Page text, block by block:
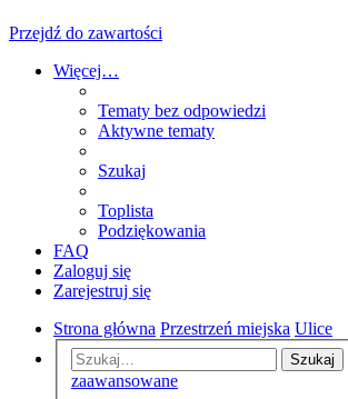
Przejdź do zawartości
Więcej…
Tematy bez odpowiedzi
Aktywne tematy
Szukaj
Toplista
Podziękowania
FAQ
Zaloguj się
Zarejestruj się
Strona główna Przestrzeń miejska Ulice
Szukaj
zaawansowane